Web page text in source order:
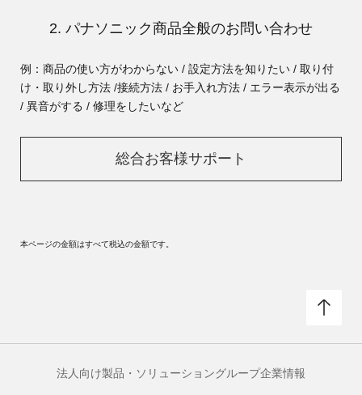
2. パナソニック商品全般のお問い合わせ
例：商品の使い方がわからない / 設定方法を知りたい / 取り付
け・取り外し方法 /接続方法 / お手入れ方法 / エラー表示が出る
/ 異音がする / 修理をしたいなど
総合お客様サポート
本ページの金額はすべて税込の金額です。
法人向け製品・ソリューショングループ企業情報